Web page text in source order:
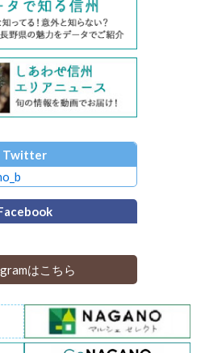
Twitter
はこちら